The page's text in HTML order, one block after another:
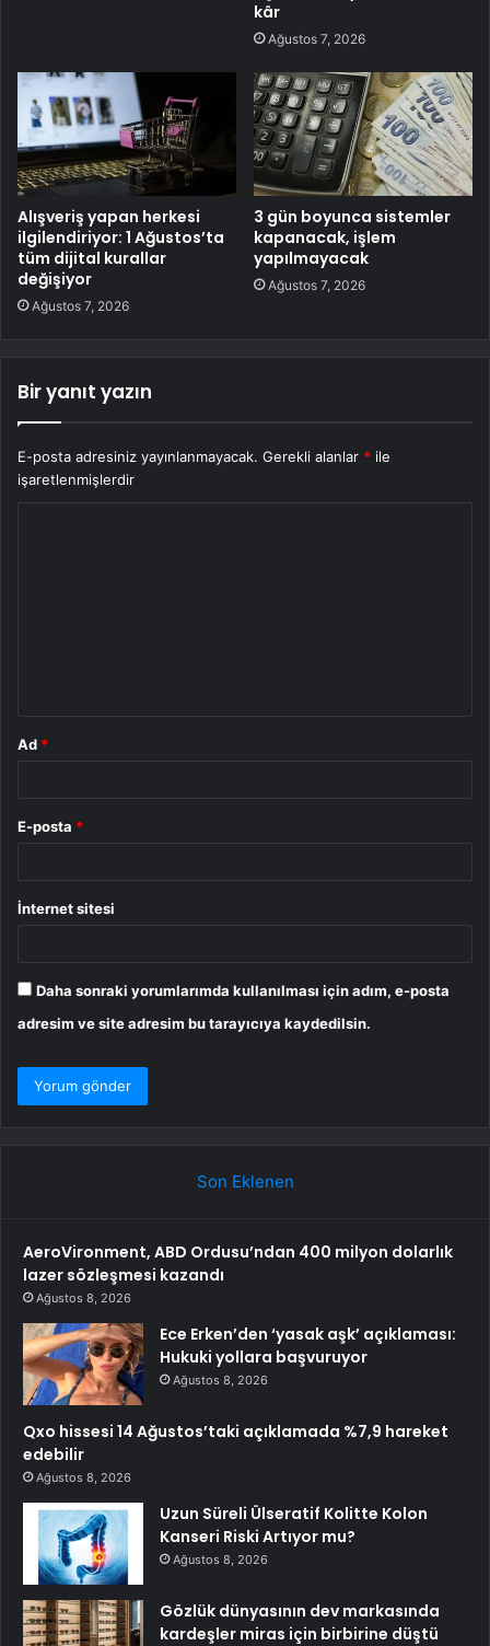
kâr
Ağustos 7, 2026
Alışveriş yapan herkesi
ilgilendiriyor: 1 Ağustos’ta
tüm dijital kurallar
değişiyor
Ağustos 7, 2026
3 gün boyunca sistemler
kapanacak, işlem
yapılmayacak
Ağustos 7, 2026
Bir yanıt yazın
E-posta adresiniz yayınlanmayacak. Gerekli alanlar * ile
işaretlenmişlerdir
Ad *
E-posta *
İnternet sitesi
Daha sonraki yorumlarımda kullanılması için adım, e-posta
adresim ve site adresim bu tarayıcıya kaydedilsin.
Son Eklenen
AeroVironment, ABD Ordusu’ndan 400 milyon dolarlık
lazer sözleşmesi kazandı
Ağustos 8, 2026
Ece Erken’den ‘yasak aşk’ açıklaması:
Hukuki yollara başvuruyor
Ağustos 8, 2026
Qxo hissesi 14 Ağustos’taki açıklamada %7,9 hareket
edebilir
Ağustos 8, 2026
Uzun Süreli Ülseratif Kolitte Kolon
Kanseri Riski Artıyor mu?
Ağustos 8, 2026
Gözlük dünyasının dev markasında
kardeşler miras için birbirine düştü